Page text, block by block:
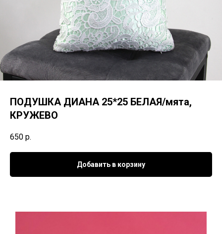
ПОДУШКА ДИАНА 25*25 БЕЛАЯ/мята,
КРУЖЕВО
650 р.
Добавить в корзину